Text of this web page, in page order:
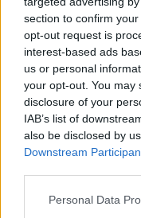
section to confirm
opt-out request is
interest-based ads
us or personal
your opt-out. You may
disclosure of your
IAB’s list of
also be disclosed by
Downstream
Personal Data
Ακολουθήστε
και μάθετε
Για ακόμη